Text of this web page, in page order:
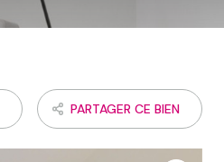
PARTAGER CE BIEN